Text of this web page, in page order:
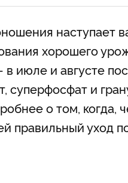
наступает
хорошего
июле и августе
суперфосфат и
о том, когда,
правильный уход